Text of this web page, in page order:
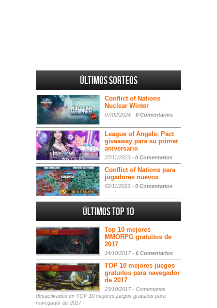
Últimos sorteos
Conflict of Nations
Nuclear Winter
07/02/2024 - 0 Comentarios
League of Angels: Pact
giveaway para su primer
aniversario
27/11/2023 - 0 Comentarios
Conflict of Nations para
jugadores nuevos
02/11/2023 - 0 Comentarios
Últimos Top 10
Top 10 mejores
MMORPG gratuitos de
2017
24/10/2017 - 6 Comentarios
TOP 10 mejores juegos
gratuitos para navegador
de 2017
23/10/2017 - Comentarios
desactivados en TOP 10 mejores juegos gratuitos para
navegador de 2017